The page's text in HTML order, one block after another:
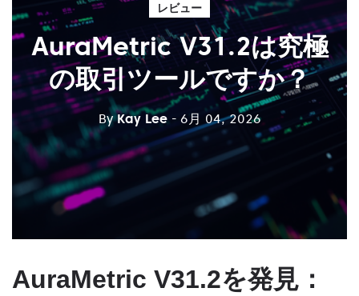
レビュー
AuraMetric V31.2は究極
の取引ツールですか？
ByKay Lee - 6月 04, 2026
AuraMetric V31.2を発見：